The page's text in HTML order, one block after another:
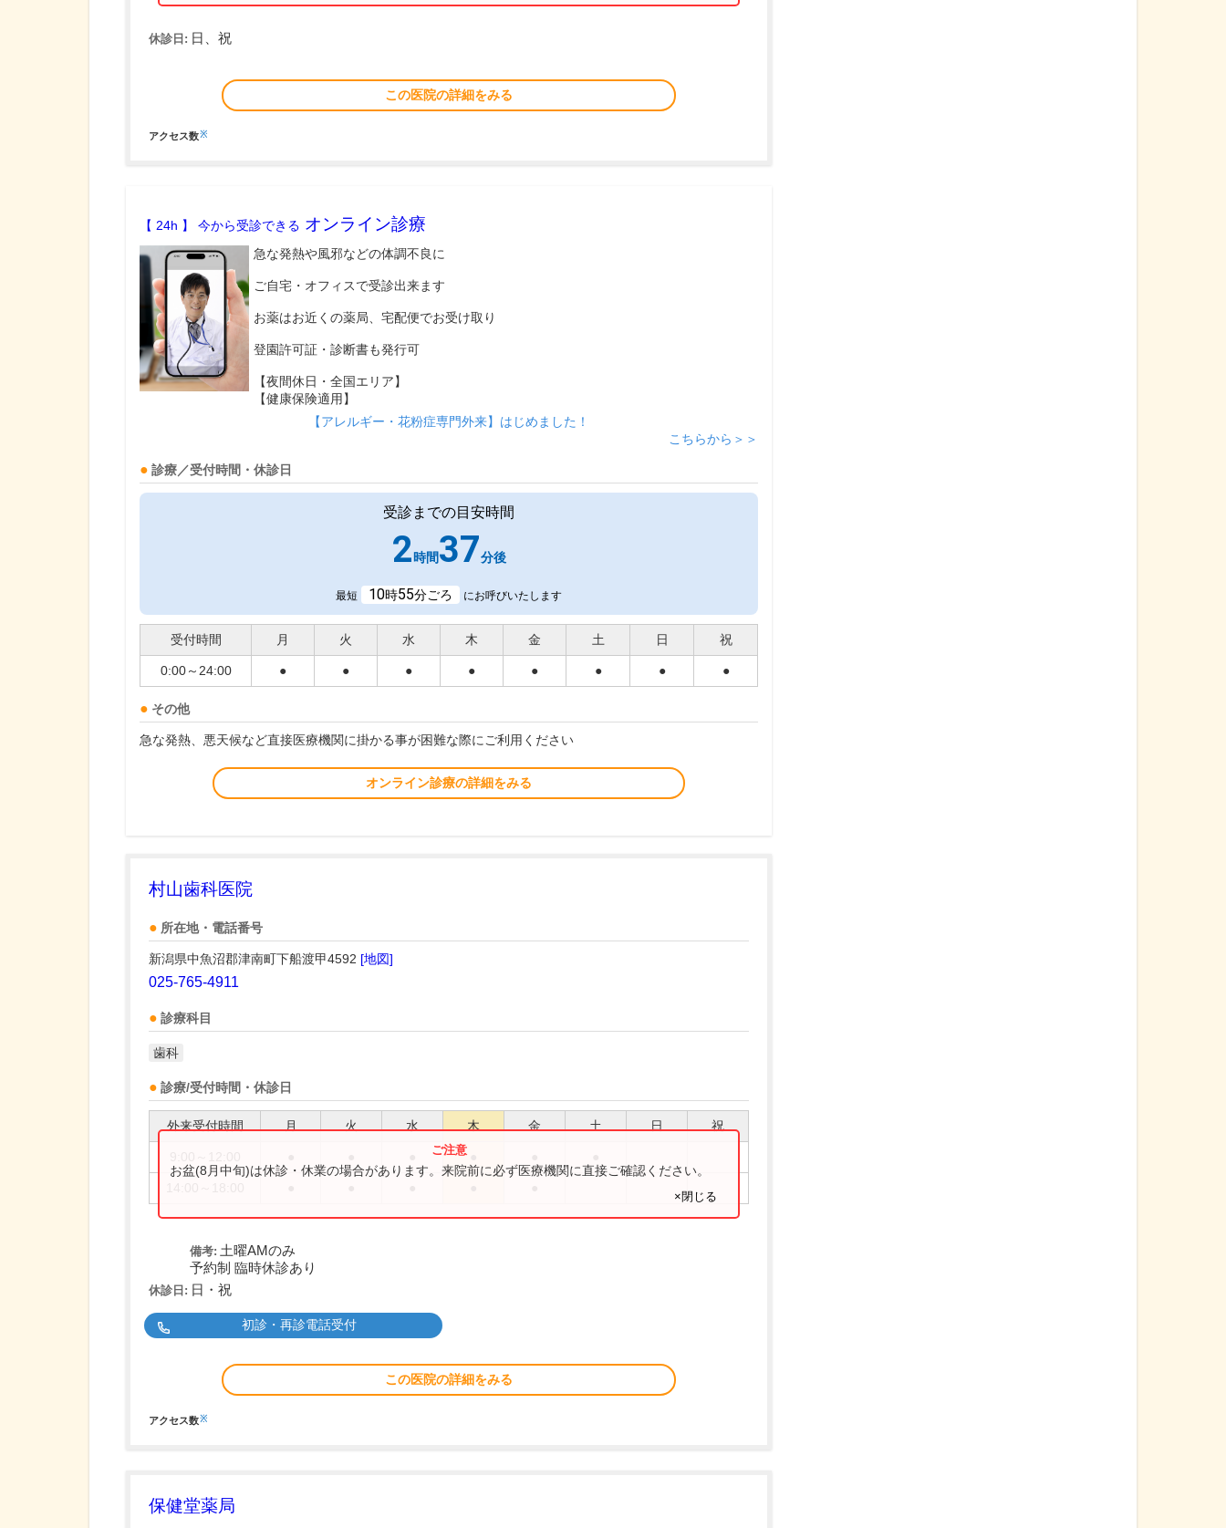
休診日: 日、祝
この医院の詳細をみる
アクセス数※
【 24h 】 今から受診できる オンライン診療
急な発熱や風邪などの体調不良に
ご自宅・オフィスで受診出来ます
お薬はお近くの薬局、宅配便でお受け取り
登園許可証・診断書も発行可
【夜間休日・全国エリア】
【健康保険適用】
【アレルギー・花粉症専門外来】はじめました！
こちらから＞＞
診療／受付時間・休診日
受診までの目安時間
2時間37分後
最短 10時55分ごろ にお呼びいたします
受付時間 月 火 水 木 金 土 日 祝
0:00～24:00 ● ● ● ● ● ● ● ●
その他
急な発熱、悪天候など直接医療機関に掛かる事が困難な際にご利用ください
オンライン診療の詳細をみる
村山歯科医院
所在地・電話番号
新潟県中魚沼郡津南町下船渡甲4592 [地図]
025-765-4911
診療科目
歯科
診療/受付時間・休診日
外来受付時間 月 火 水 木 金 土 日 祝
お盆(8月中旬)は休診・休業の場合があります。来院前に必ず医療機関に直接ご確認ください。
×閉じる
備考: 土曜AMのみ
予約制 臨時休診あり
休診日: 日・祝
初診・再診電話受付
この医院の詳細をみる
アクセス数※
保健堂薬局